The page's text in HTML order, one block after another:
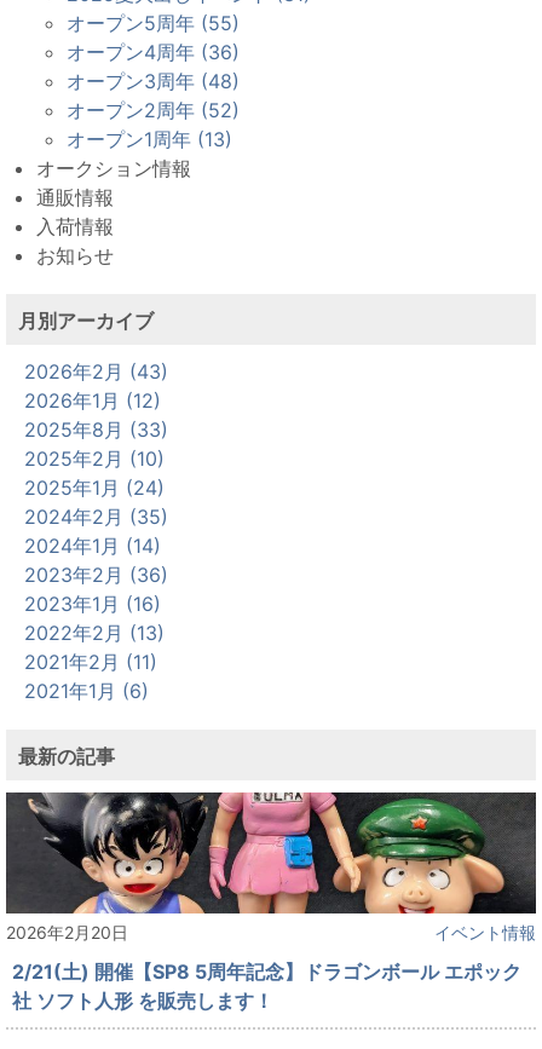
オープン5周年 (55)
オープン4周年 (36)
オープン3周年 (48)
オープン2周年 (52)
オープン1周年 (13)
オークション情報
通販情報
入荷情報
お知らせ
月別アーカイブ
2026年2月 (43)
2026年1月 (12)
2025年8月 (33)
2025年2月 (10)
2025年1月 (24)
2024年2月 (35)
2024年1月 (14)
2023年2月 (36)
2023年1月 (16)
2022年2月 (13)
2021年2月 (11)
2021年1月 (6)
最新の記事
2026年2月20日 イベント情報
2/21(土) 開催【SP8 5周年記念】ドラゴンボール エポック
社 ソフト人形 を販売します！